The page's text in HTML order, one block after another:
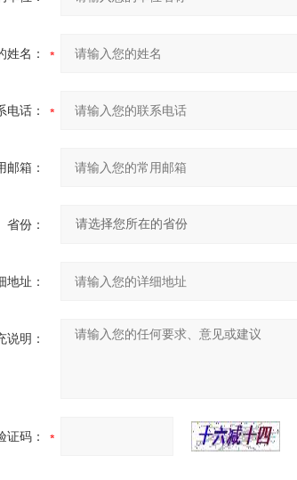
姓名：
电话：
邮箱：
省份：
地址：
说明：
证码：